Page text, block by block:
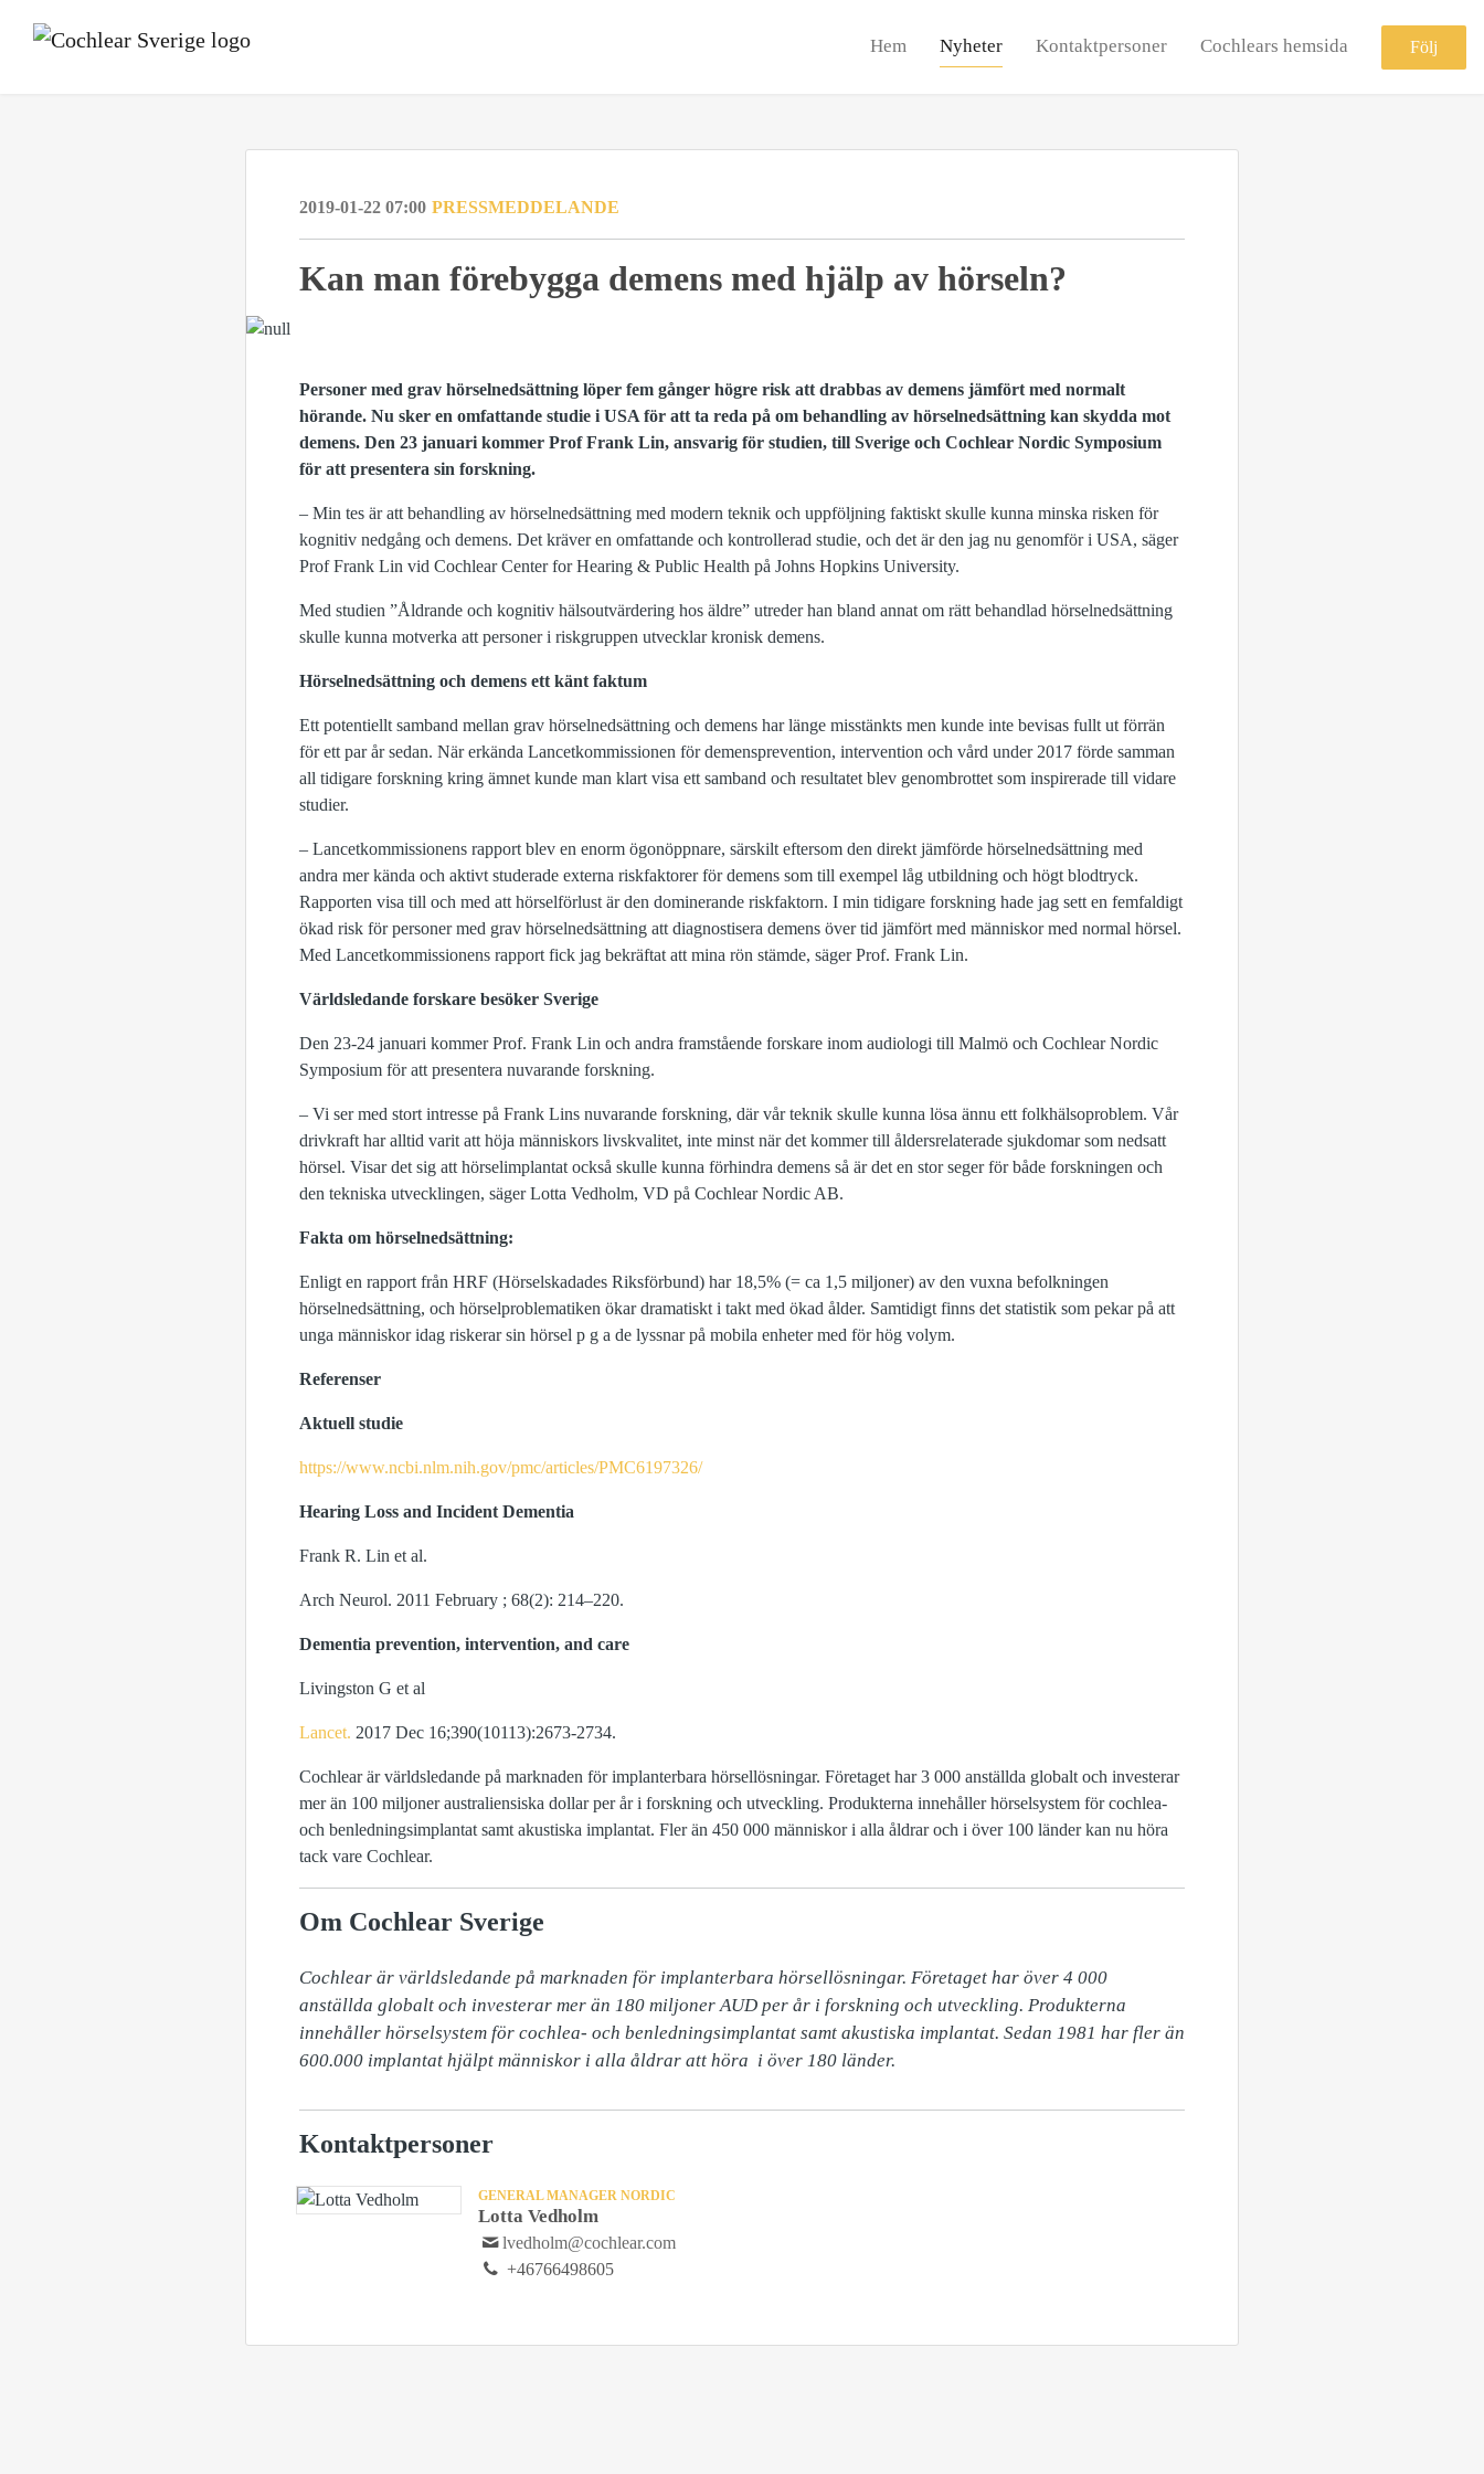
Hem Nyheter Kontaktpersoner Cochlears hemsida Följ
2019-01-22 07:00 PRESSMEDDELANDE
Kan man förebygga demens med hjälp av hörseln?
Personer med grav hörselnedsättning löper fem gånger högre risk att drabbas av demens jämfört med normalt
hörande. Nu sker en omfattande studie i USA för att ta reda på om behandling av hörselnedsättning kan skydda mot
demens. Den 23 januari kommer Prof Frank Lin, ansvarig för studien, till Sverige och Cochlear Nordic Symposium
för att presentera sin forskning.
– Min tes är att behandling av hörselnedsättning med modern teknik och uppföljning faktiskt skulle kunna minska risken för
kognitiv nedgång och demens. Det kräver en omfattande och kontrollerad studie, och det är den jag nu genomför i USA, säger
Prof Frank Lin vid Cochlear Center for Hearing & Public Health på Johns Hopkins University.
Med studien ”Åldrande och kognitiv hälsoutvärdering hos äldre” utreder han bland annat om rätt behandlad hörselnedsättning
skulle kunna motverka att personer i riskgruppen utvecklar kronisk demens.
Hörselnedsättning och demens ett känt faktum
Ett potentiellt samband mellan grav hörselnedsättning och demens har länge misstänkts men kunde inte bevisas fullt ut förrän
för ett par år sedan. När erkända Lancetkommissionen för demensprevention, intervention och vård under 2017 förde samman
all tidigare forskning kring ämnet kunde man klart visa ett samband och resultatet blev genombrottet som inspirerade till vidare
studier.
– Lancetkommissionens rapport blev en enorm ögonöppnare, särskilt eftersom den direkt jämförde hörselnedsättning med
andra mer kända och aktivt studerade externa riskfaktorer för demens som till exempel låg utbildning och högt blodtryck.
Rapporten visa till och med att hörselförlust är den dominerande riskfaktorn. I min tidigare forskning hade jag sett en femfaldigt
ökad risk för personer med grav hörselnedsättning att diagnostisera demens över tid jämfört med människor med normal hörsel.
Med Lancetkommissionens rapport fick jag bekräftat att mina rön stämde, säger Prof. Frank Lin.
Världsledande forskare besöker Sverige
Den 23-24 januari kommer Prof. Frank Lin och andra framstående forskare inom audiologi till Malmö och Cochlear Nordic
Symposium för att presentera nuvarande forskning.
– Vi ser med stort intresse på Frank Lins nuvarande forskning, där vår teknik skulle kunna lösa ännu ett folkhälsoproblem. Vår
drivkraft har alltid varit att höja människors livskvalitet, inte minst när det kommer till åldersrelaterade sjukdomar som nedsatt
hörsel. Visar det sig att hörselimplantat också skulle kunna förhindra demens så är det en stor seger för både forskningen och
den tekniska utvecklingen, säger Lotta Vedholm, VD på Cochlear Nordic AB.
Fakta om hörselnedsättning:
Enligt en rapport från HRF (Hörselskadades Riksförbund) har 18,5% (= ca 1,5 miljoner) av den vuxna befolkningen
hörselnedsättning, och hörselproblematiken ökar dramatiskt i takt med ökad ålder. Samtidigt finns det statistik som pekar på att
unga människor idag riskerar sin hörsel p g a de lyssnar på mobila enheter med för hög volym.
Referenser
Aktuell studie
https://www.ncbi.nlm.nih.gov/pmc/articles/PMC6197326/
Hearing Loss and Incident Dementia
Frank R. Lin et al.
Arch Neurol. 2011 February ; 68(2): 214–220.
Dementia prevention, intervention, and care
Livingston G et al
Lancet. 2017 Dec 16;390(10113):2673-2734.
Cochlear är världsledande på marknaden för implanterbara hörsellösningar. Företaget har 3 000 anställda globalt och investerar
mer än 100 miljoner australiensiska dollar per år i forskning och utveckling. Produkterna innehåller hörselsystem för cochlea-
och benledningsimplantat samt akustiska implantat. Fler än 450 000 människor i alla åldrar och i över 100 länder kan nu höra
tack vare Cochlear.
Om Cochlear Sverige
Cochlear är världsledande på marknaden för implanterbara hörsellösningar. Företaget har över 4 000
anställda globalt och investerar mer än 180 miljoner AUD per år i forskning och utveckling. Produkterna
innehåller hörselsystem för cochlea- och benledningsimplantat samt akustiska implantat. Sedan 1981 har fler än
600.000 implantat hjälpt människor i alla åldrar att höra  i över 180 länder.
Kontaktpersoner
GENERAL MANAGER NORDIC
Lotta Vedholm
lvedholm@cochlear.com
+46766498605